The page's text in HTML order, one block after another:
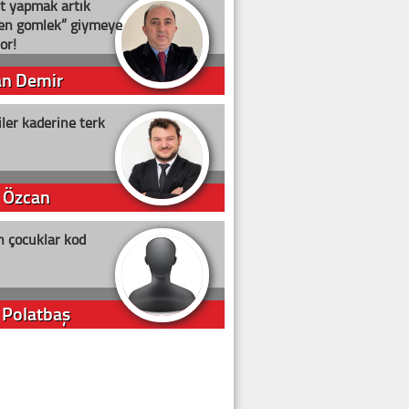
yapmak artık
gömlek” giymeye
Demir
kaderine terk
çocuklar kod